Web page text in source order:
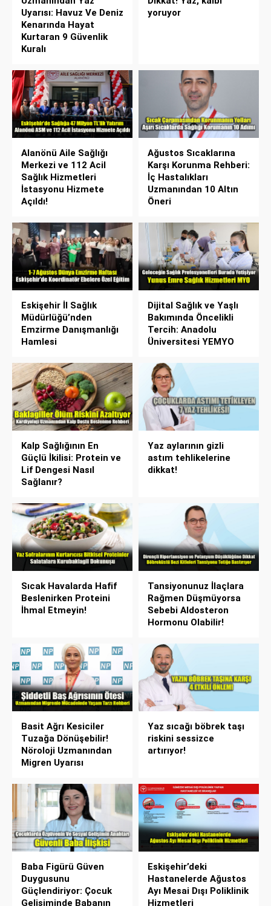
Uyarısı: Havuz Ve Deniz
Kenarında Hayat
Kurtaran 9 Güvenlik
Kuralı
yoruyor
Alanönü Aile Sağlığı
Merkezi ve 112 Acil
Sağlık Hizmetleri
İstasyonu Hizmete
Açıldı!
Ağustos Sıcaklarına
Karşı Korunma Rehberi:
İç Hastalıkları
Uzmanından 10 Altın
Öneri
Eskişehir İl Sağlık
Müdürlüğü’nden
Emzirme Danışmanlığı
Hamlesi
Dijital Sağlık ve Yaşlı
Bakımında Öncelikli
Tercih: Anadolu
Üniversitesi YEMYO
Kalp Sağlığının En
Güçlü İkilisi: Protein ve
Lif Dengesi Nasıl
Sağlanır?
Yaz aylarının gizli
astım tehlikelerine
dikkat!
Sıcak Havalarda Hafif
Beslenirken Proteini
İhmal Etmeyin!
Tansiyonunuz İlaçlara
Rağmen Düşmüyorsa
Sebebi Aldosteron
Hormonu Olabilir!
Basit Ağrı Kesiciler
Tuzağa Dönüşebilir!
Nöroloji Uzmanından
Migren Uyarısı
Yaz sıcağı böbrek taşı
riskini sessizce
artırıyor!
Baba Figürü Güven
Duygusunu
Güçlendiriyor: Çocuk
Gelişiminde Babanın
Eskişehir’deki
Hastanelerde Ağustos
Ayı Mesai Dışı Poliklinik
Hizmetleri